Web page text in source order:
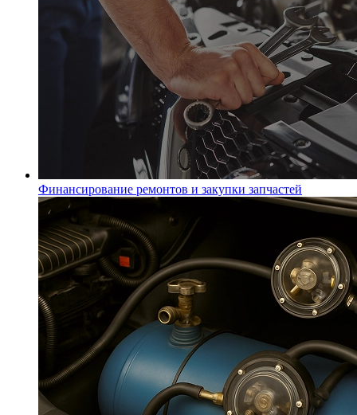
Финансирование ремонтов и закупки запчастей